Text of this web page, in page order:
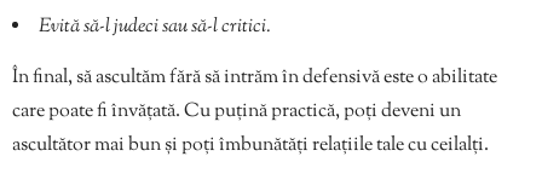
Evită să-l judeci sau să-l critici.
În final, să ascultăm fără să intrăm în defensivă este o abilitate
care poate fi învățată. Cu puțină practică, poți deveni un
ascultător mai bun și poți îmbunătăți relațiile tale cu ceilalți.